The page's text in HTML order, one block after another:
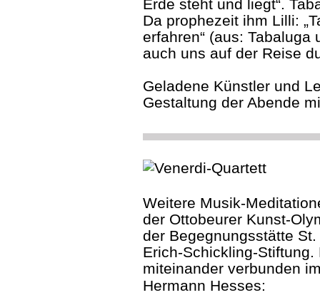
Erde steht und liegt“.
Da prophezeit ihm Lilli:
erfahren“ (aus:
auch uns auf der Reise
Geladene Künstler und
Gestaltung der Abende
Weitere Musik-
der Ottobeurer Kunst-
der Begegnungsstätte
Erich-Schickling-
miteinander verbunden
Hermann Hesses: